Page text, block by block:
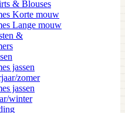
& Blouses
Korte mouw
Lange mouw
&
jassen
zomer
jassen
winter